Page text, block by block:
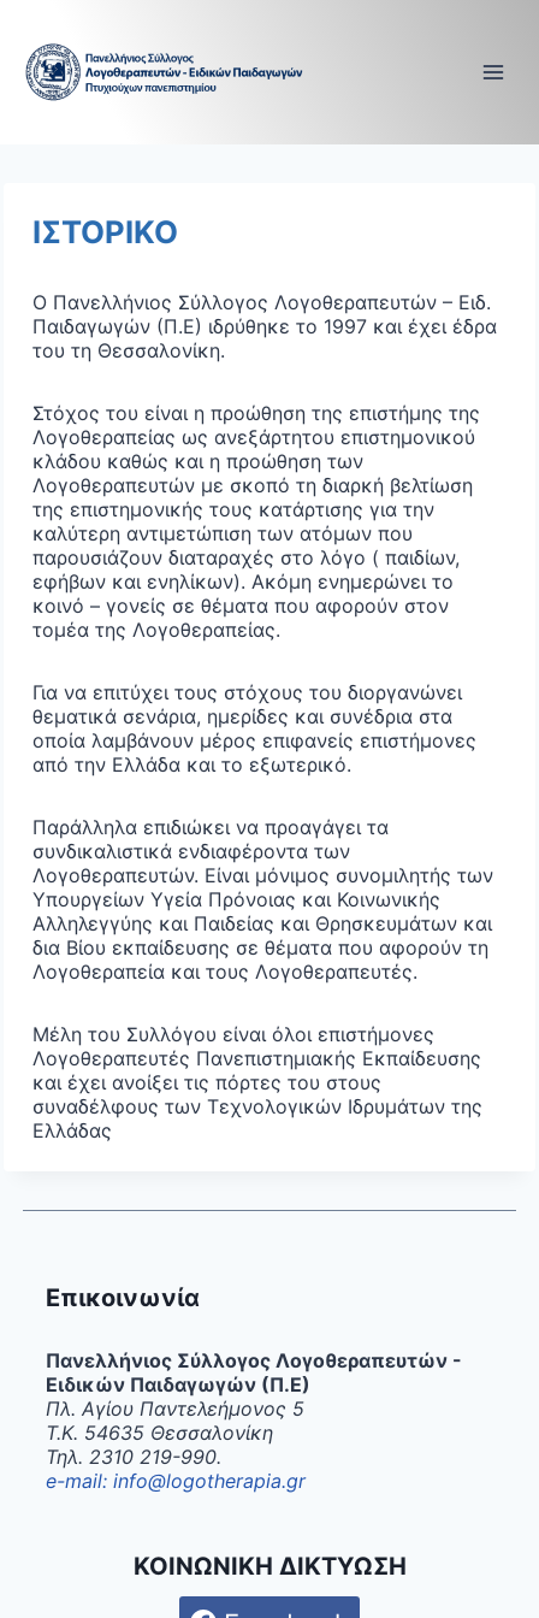
content
ΙΣΤΟΡΙΚΟ
Ο Πανελλήνιος Σύλλογος Λογοθεραπευτών – Ειδ.
Παιδαγωγών (Π.Ε) ιδρύθηκε το 1997 και έχει έδρα
του τη Θεσσαλονίκη.
Στόχος του είναι η προώθηση της επιστήμης της
Λογοθεραπείας ως ανεξάρτητου επιστημονικού
κλάδου καθώς και η προώθηση των
Λογοθεραπευτών με σκοπό τη διαρκή βελτίωση
της επιστημονικής τους κατάρτισης για την
καλύτερη αντιμετώπιση των ατόμων που
παρουσιάζουν διαταραχές στο λόγο ( παιδίων,
εφήβων και ενηλίκων). Ακόμη ενημερώνει το
κοινό – γονείς σε θέματα που αφορούν στον
τομέα της Λογοθεραπείας.
Για να επιτύχει τους στόχους του διοργανώνει
θεματικά σενάρια, ημερίδες και συνέδρια στα
οποία λαμβάνουν μέρος επιφανείς επιστήμονες
από την Ελλάδα και το εξωτερικό.
Παράλληλα επιδιώκει να προαγάγει τα
συνδικαλιστικά ενδιαφέροντα των
Λογοθεραπευτών. Είναι μόνιμος συνομιλητής των
Υπουργείων Υγεία Πρόνοιας και Κοινωνικής
Αλληλεγγύης και Παιδείας και Θρησκευμάτων και
δια Βίου εκπαίδευσης σε θέματα που αφορούν τη
Λογοθεραπεία και τους Λογοθεραπευτές.
Μέλη του Συλλόγου είναι όλοι επιστήμονες
Λογοθεραπευτές Πανεπιστημιακής Εκπαίδευσης
και έχει ανοίξει τις πόρτες του στους
συναδέλφους των Τεχνολογικών Ιδρυμάτων της
Ελλάδας
Επικοινωνία
Πανελλήνιος Σύλλογος Λογοθεραπευτών -
Ειδικών Παιδαγωγών (Π.Ε)
Πλ. Αγίου Παντελεήμονος 5
Τ.Κ. 54635 Θεσσαλονίκη
Τηλ. 2310 219-990.
e-mail: info@logotherapia.gr
ΚΟΙΝΩΝΙΚΗ ΔΙΚΤΥΩΣΗ